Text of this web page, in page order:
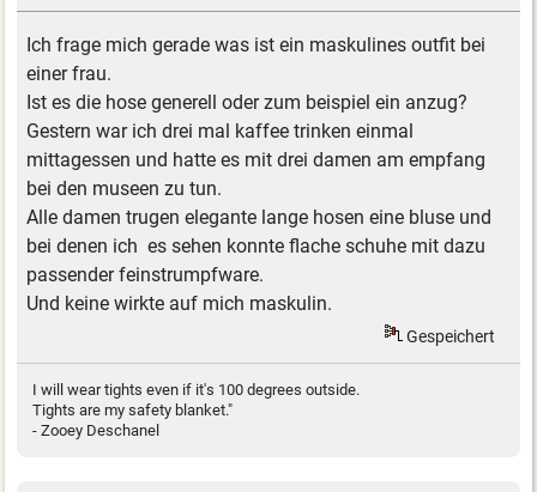
Ich frage mich gerade was ist ein maskulines outfit bei
einer frau.
Ist es die hose generell oder zum beispiel ein anzug?
Gestern war ich drei mal kaffee trinken einmal
mittagessen und hatte es mit drei damen am empfang
bei den museen zu tun.
Alle damen trugen elegante lange hosen eine bluse und
bei denen ich es sehen konnte flache schuhe mit dazu
passender feinstrumpfware.
Und keine wirkte auf mich maskulin.
Gespeichert
I will wear tights even if it's 100 degrees outside.
Tights are my safety blanket."
- Zooey Deschanel